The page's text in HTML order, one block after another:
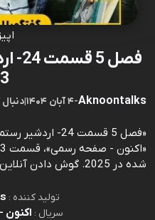
فصل
Aknoontalks
-۴ آبان ۱۴۰۴ |
1 :
شده در 2025. گوش دادن آنلاین و رایگان در اکو موزیک.
تولید کننده :
سریال :